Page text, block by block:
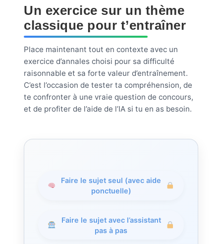
Un exercice sur un thème
classique pour t’entraîner
Place maintenant tout en contexte avec un
exercice d’annales choisi pour sa difficulté
raisonnable et sa forte valeur d’entraînement.
C’est l’occasion de tester ta compréhension, de
te confronter à une vraie question de concours,
et de profiter de l’aide de l’IA si tu en as besoin.
Faire le sujet seul (avec aide
ponctuelle)
Faire le sujet avec l’assistant
pas à pas